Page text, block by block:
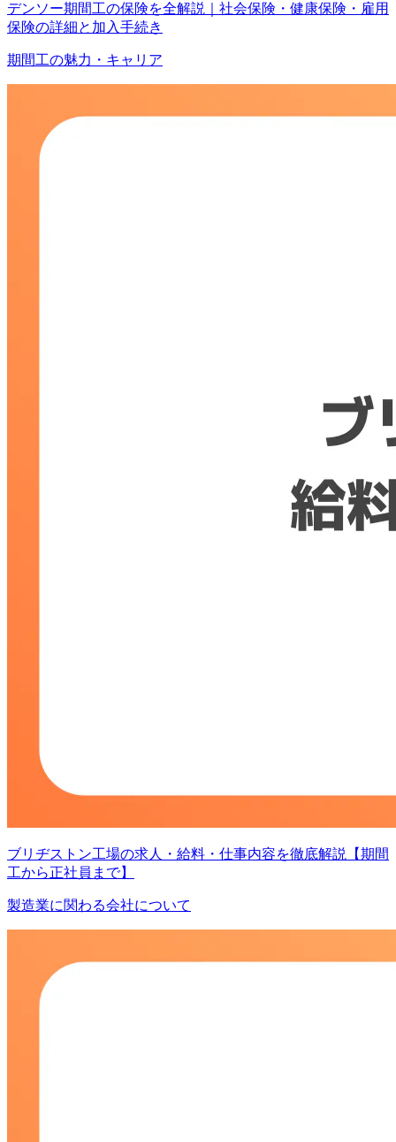
デンソー期間工の保険を全解説｜社会保険・健康保険・雇用
保険の詳細と加入手続き
期間工の魅力・キャリア
ブリヂストン工場の求人・給料・仕事内容を徹底解説【期間
工から正社員まで】
製造業に関わる会社について